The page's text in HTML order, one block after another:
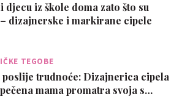
djecu iz škole doma zato što su
dizajnerske i markirane cipele
TEGOBE
trudnoće: Dizajnerica cipela
mama promatra svoja s…